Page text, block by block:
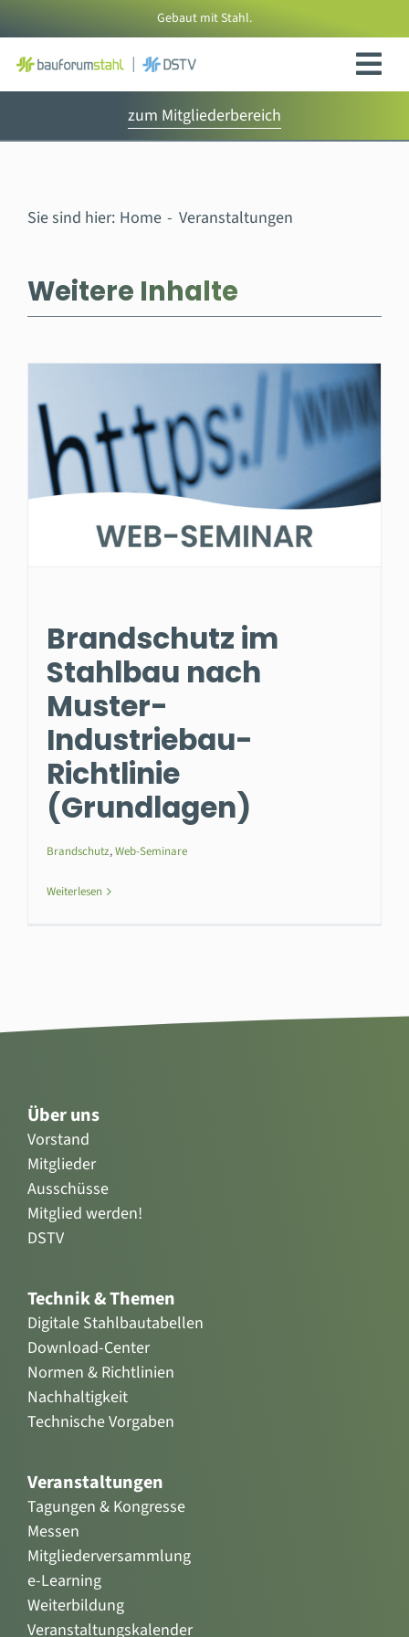
Inhalt
springen
Gebaut mit Stahl.
zum Mitgliederbereich
Sie sind hier: Home Veranstaltungen
Weitere Inhalte
Brandschutz im
Stahlbau nach
Muster-
Industriebau-
Richtlinie
(Grundlagen)
Brandschutz,Web-Seminare
Weiterlesen
Über uns
Vorstand
Mitglieder
Ausschüsse
Mitglied werden!
DSTV
Technik & Themen
Digitale Stahlbautabellen
Download-Center
Normen & Richtlinien
Nachhaltigkeit
Technische Vorgaben
Veranstaltungen
Tagungen & Kongresse
Messen
Mitgliederversammlung
e-Learning
Weiterbildung
Veranstaltungskalender